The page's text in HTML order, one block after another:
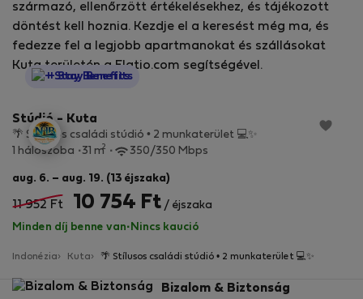
származó, ellenőrzött értékelésekhez, és tájékozott
döntést kell hoznia. Kezdje el a keresést még ma, és
fedezze fel a legjobb apartmanokat és szállásokat
Kuta területén a Flatio.com segítségével.
StayProtection
+ Stay Benefits
Stúdió - Kuta
🌴 Stílusos családi stúdió • 2 munkaterület 💻✨
1 hálószoba
31 m2 350/350 Mbps
aug. 6. – aug. 19. (13 éjszaka)
11 952 Ft 10 754 Ft / éjszaka
Minden díj benne van· Nincs kaució
Indonézia Kuta 🌴 Stílusos családi stúdió • 2 munkaterület 💻✨
Bizalom & Biztonság